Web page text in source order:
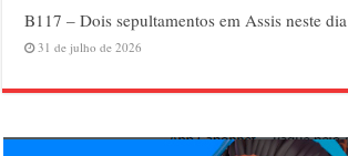
B117 – Dois sepultamentos em Assis neste
31 de julho de 2026